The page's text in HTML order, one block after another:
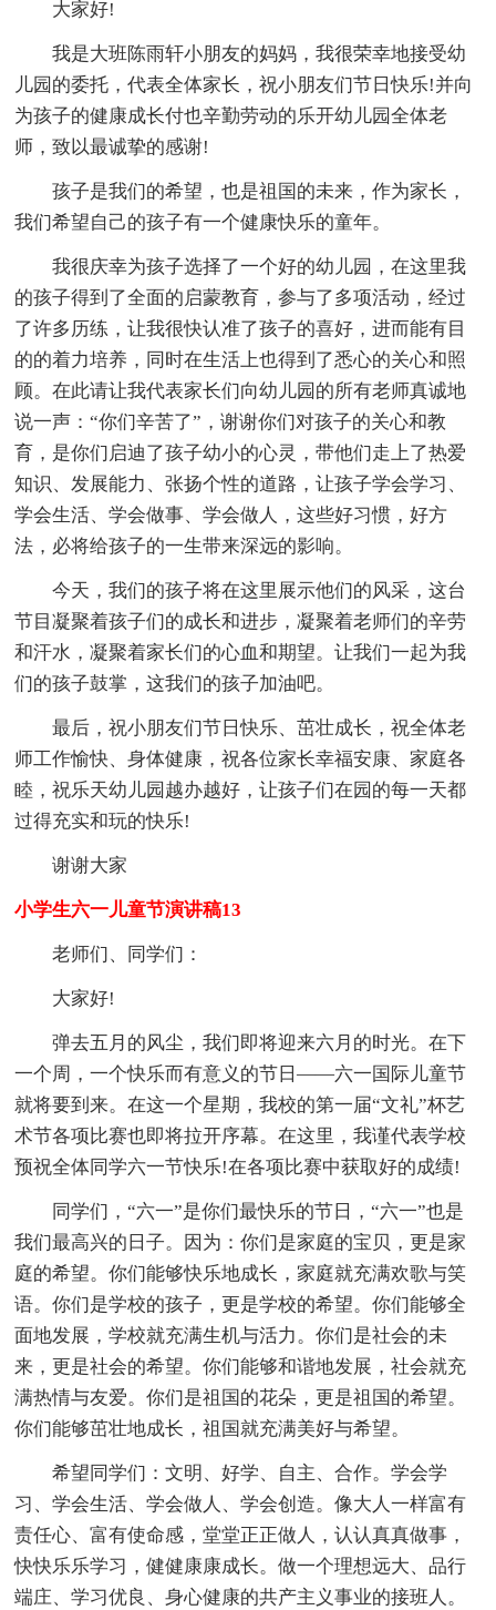
大家好!
我是大班陈雨轩小朋友的妈妈，我很荣幸地接受幼
儿园的委托，代表全体家长，祝小朋友们节日快乐!并向
为孩子的健康成长付也辛勤劳动的乐开幼儿园全体老
师，致以最诚挚的感谢!
孩子是我们的希望，也是祖国的未来，作为家长，
我们希望自己的孩子有一个健康快乐的童年。
我很庆幸为孩子选择了一个好的幼儿园，在这里我
的孩子得到了全面的启蒙教育，参与了多项活动，经过
了许多历练，让我很快认准了孩子的喜好，进而能有目
的的着力培养，同时在生活上也得到了悉心的关心和照
顾。在此请让我代表家长们向幼儿园的所有老师真诚地
说一声：“你们辛苦了”，谢谢你们对孩子的关心和教
育，是你们启迪了孩子幼小的心灵，带他们走上了热爱
知识、发展能力、张扬个性的道路，让孩子学会学习、
学会生活、学会做事、学会做人，这些好习惯，好方
法，必将给孩子的一生带来深远的影响。
今天，我们的孩子将在这里展示他们的风采，这台
节目凝聚着孩子们的成长和进步，凝聚着老师们的辛劳
和汗水，凝聚着家长们的心血和期望。让我们一起为我
们的孩子鼓掌，这我们的孩子加油吧。
最后，祝小朋友们节日快乐、茁壮成长，祝全体老
师工作愉快、身体健康，祝各位家长幸福安康、家庭各
睦，祝乐天幼儿园越办越好，让孩子们在园的每一天都
过得充实和玩的快乐!
谢谢大家
小学生六一儿童节演讲稿13
老师们、同学们：
大家好!
弹去五月的风尘，我们即将迎来六月的时光。在下
一个周，一个快乐而有意义的节日——六一国际儿童节
就将要到来。在这一个星期，我校的第一届“文礼”杯艺
术节各项比赛也即将拉开序幕。在这里，我谨代表学校
预祝全体同学六一节快乐!在各项比赛中获取好的成绩!
同学们，“六一”是你们最快乐的节日，“六一”也是
我们最高兴的日子。因为：你们是家庭的宝贝，更是家
庭的希望。你们能够快乐地成长，家庭就充满欢歌与笑
语。你们是学校的孩子，更是学校的希望。你们能够全
面地发展，学校就充满生机与活力。你们是社会的未
来，更是社会的希望。你们能够和谐地发展，社会就充
满热情与友爱。你们是祖国的花朵，更是祖国的希望。
你们能够茁壮地成长，祖国就充满美好与希望。
希望同学们：文明、好学、自主、合作。学会学
习、学会生活、学会做人、学会创造。像大人一样富有
责任心、富有使命感，堂堂正正做人，认认真真做事，
快快乐乐学习，健健康康成长。做一个理想远大、品行
端庄、学习优良、身心健康的共产主义事业的接班人。